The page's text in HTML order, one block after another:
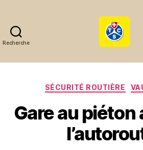
Recherche
!
SÉCURITÉ ROUTIÈRE
Gare au piéton